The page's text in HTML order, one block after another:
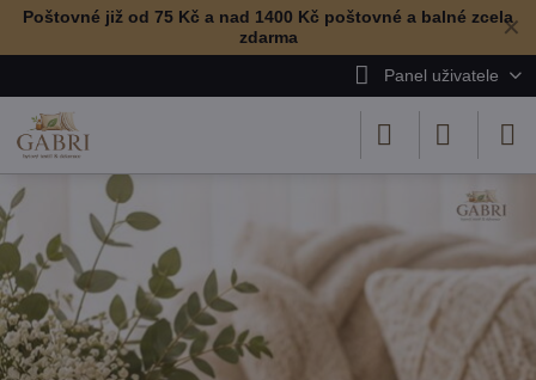
✕
Poštovné již od 75 Kč a nad 1400 Kč poštovné a balné zcela
zdarma
Panel uživatele